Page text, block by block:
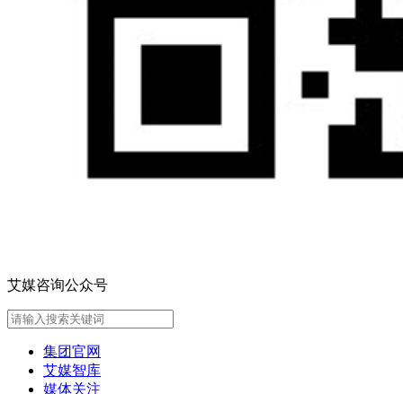
艾媒咨询公众号
集团官网
艾媒智库
媒体关注